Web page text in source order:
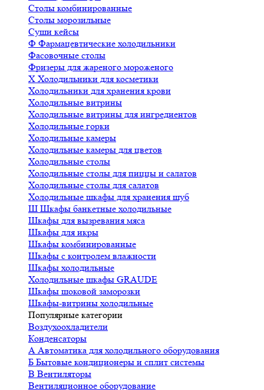
Столы комбинированные
Столы морозильные
Суши кейсы
Ф Фармацевтические холодильники
Фасовочные столы
Фризеры для жареного мороженого
Х Холодильники для косметики
Холодильники для хранения крови
Холодильные витрины
Холодильные витрины для ингредиентов
Холодильные горки
Холодильные камеры
Холодильные камеры для цветов
Холодильные столы
Холодильные столы для пиццы и салатов
Холодильные столы для салатов
Холодильные шкафы для хранения шуб
Ш Шкафы банкетные холодильные
Шкафы для вызревания мяса
Шкафы для икры
Шкафы комбинированные
Шкафы с контролем влажности
Шкафы холодильные
Холодильные шкафы GRAUDE
Шкафы шоковой заморозки
Шкафы-витрины холодильные
Популярные категории
Воздухоохладители
Конденсаторы
А Автоматика для холодильного оборудования
Б Бытовые кондиционеры и сплит системы
В Вентиляторы
Вентиляционное оборудование